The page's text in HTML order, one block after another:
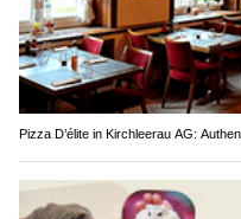
Pizza D’élite in Kirchleerau AG: